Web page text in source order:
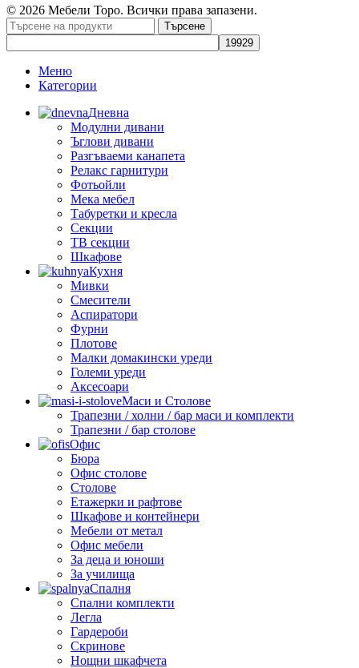
© 2026 Мебели Торо. Всички права запазени.
Търсене
Меню
Категории
Дневна
Модулни дивани
Ъглови дивани
Разгъваеми канапета
Релакс гарнитури
Фотьойли
Мека мебел
Табуретки и кресла
Секции
ТВ секции
Шкафове
Кухня
Мивки
Смесители
Аспиратори
Фурни
Плотове
Малки домакински уреди
Големи уреди
Аксесоари
Маси и Столове
Трапезни / холни / бар маси и комплекти
Трапезни / бар столове
Офис
Бюра
Офис столове
Столове
Етажерки и рафтове
Шкафове и контейнери
Мебели от метал
Офис мебели
За деца и юноши
За училища
Спалня
Спални комплекти
Легла
Гардероби
Скринове
Нощни шкафчета